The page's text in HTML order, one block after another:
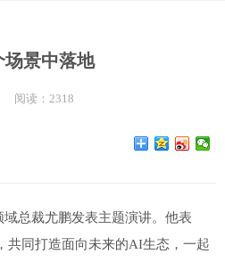
场景中落地
阅读：2318
总裁尤鹏发表主题演讲。他表
共同打造面向未来的AI生态，一起